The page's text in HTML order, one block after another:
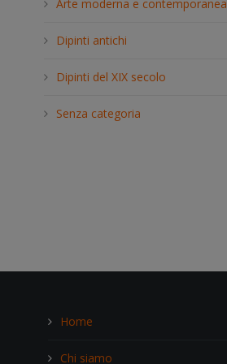
h
Arte moderna e contemporanea
Dipinti antichi
Dipinti del XIX secolo
Senza categoria
Home
Chi siamo